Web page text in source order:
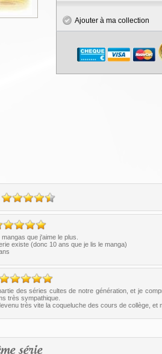
Ajouter à ma collection
que j'aime le plus.
existe (donc 10 ans que je lis le manga)
des séries cultes de notre génération, et je
très sympathique.
très vite la coqueluche des cours de collège,
série